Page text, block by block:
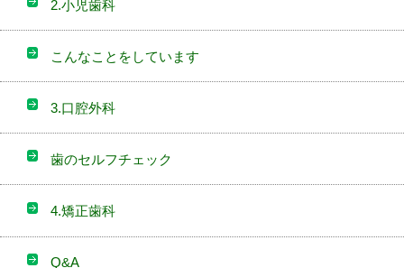
2.小児歯科
こんなことをしています
3.口腔外科
歯のセルフチェック
4.矯正歯科
Q&A